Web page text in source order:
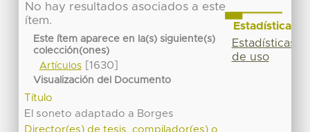
No hay resultados asociados a este
ítem.
Este ítem aparece en la(s) siguiente(s)
colección(ones)
Artículos[1630]
Visualización del Documento
Título
El soneto adaptado a Borges
Director(es) de tesis, compilador(es) o
Estadísticas
Estadísticas
de uso